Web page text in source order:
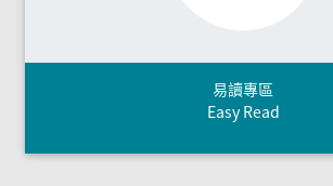
易讀專區
Easy Read